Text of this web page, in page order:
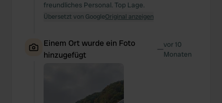
freundliches Personal. Top Lage.
Übersetzt von GoogleOriginal anzeigen
Einem Ort wurde ein Foto
hinzugefügt
—vor 10
Monaten